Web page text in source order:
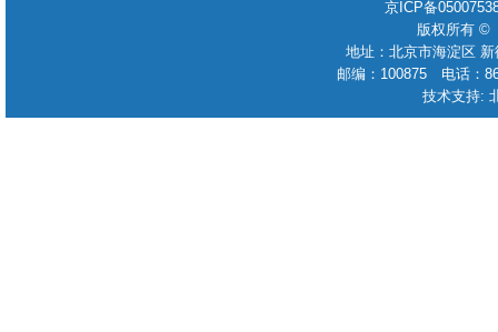
京ICP备
版权所有 ©
地址：北京市海淀区
邮编：100875 电话：
技术支持: